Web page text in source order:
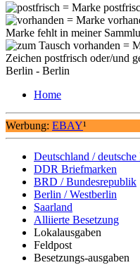
= Marke
= Marke
Marke fehlt in meiner
=
Zeichen postfrisch oder/und
Berlin - Berlin
Home
Werbung: EBAY¹
Deutschland /
DDR Briefmarken
BRD / Bundesrepublik
Berlin / Westberlin
Saarland
Alliierte Besetzung
Lokalausgaben
Feldpost
Besetzungs-ausgaben